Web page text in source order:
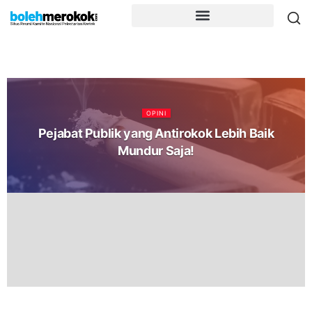
OPINI
Pejabat Publik yang Antirokok Lebih Baik
Mundur Saja!